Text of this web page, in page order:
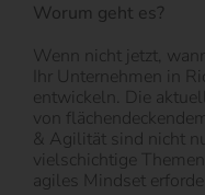
Worum geht es?
Wenn nicht jetzt,
Ihr Unternehmen in
entwickeln. Die
von
& Agilität sind nicht
vielschichtige
agiles Mindset